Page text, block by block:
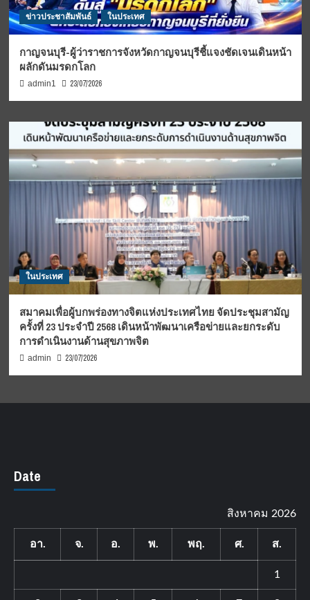
ข่าวประชาสัมพันธ์ ในประเทศ
กาญจนบุรี-ผู้ว่าราชการจังหวัดกาญจนบุรีชี้แจงชัดเจนเดินหน้า
ผลักดันมรดกโลก
admin1 23/07/2026
ในประเทศ
สมาคมเพื่อผู้บกพร่องทางจิตแห่งประเทศไทย จัดประชุมสามัญ
ครั้งที่ 23 ประจำปี 2568 เดินหน้าพัฒนาเครือข่ายและยกระดับ
การดำเนินงานด้านสุขภาพจิต
admin 23/07/2026
Date
สิงหาคม 2026
อา. จ. อ. พ. พฤ. ศ. ส.
1